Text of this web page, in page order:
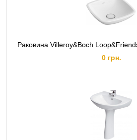
Раковина Villeroy&Boch
0 грн.